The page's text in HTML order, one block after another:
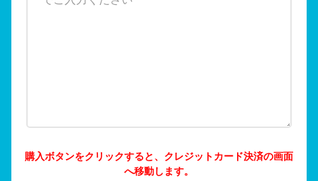
購入ボタンをクリックすると、クレジットカード決済の画面
へ移動します。